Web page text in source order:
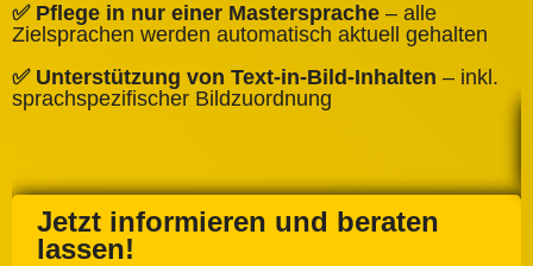
✅ Pflege in nur einer Mastersprache – alle
Zielsprachen werden automatisch aktuell gehalten
✅ Unterstützung von Text‑in‑Bild‑Inhalten – inkl.
sprachspezifischer Bildzuordnung
Jetzt informieren und beraten
lassen!